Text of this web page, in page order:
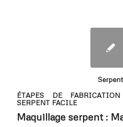
Serpent
ÉTAPES DE
SERPENT FACILE
Maquillage serpent :